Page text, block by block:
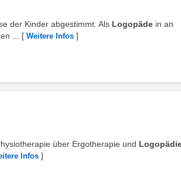
der Kinder abgestimmt. Als Logopäde in an
...
[ Weitere Infos ]
über Ergotherapie und
Infos ]